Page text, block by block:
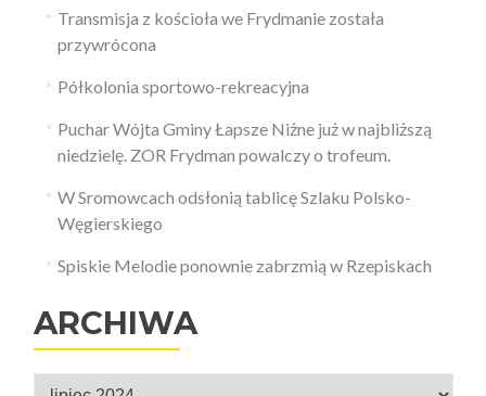
Transmisja z kościoła we Frydmanie została
przywrócona
Półkolonia sportowo-rekreacyjna
Puchar Wójta Gminy Łapsze Niżne już w najbliższą
niedzielę. ZOR Frydman powalczy o trofeum.
W Sromowcach odsłonią tablicę Szlaku Polsko-
Węgierskiego
Spiskie Melodie ponownie zabrzmią w Rzepiskach
ARCHIWA
Archiwa